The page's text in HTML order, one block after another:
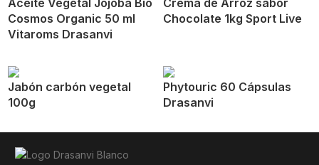
Aceite Vegetal Jojoba Bio
Cosmos Organic 50 ml
Vitaroms Drasanvi
Crema de Arroz sabor
Chocolate 1kg Sport Live
Jabón carbón vegetal
100g
Phytouric 60 Cápsulas
Drasanvi